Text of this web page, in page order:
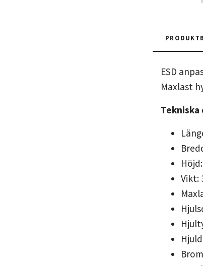
ESD
Maxlast
Tekniska
Vikt: